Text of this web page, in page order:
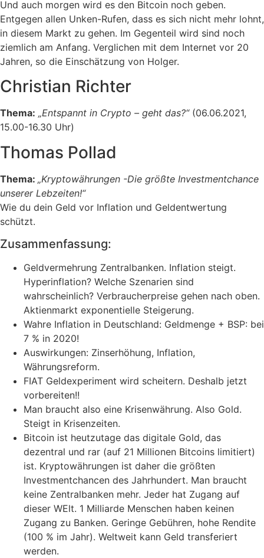
Und auch morgen wird es den Bitcoin noch geben.
Entgegen allen Unken-Rufen, dass es sich nicht mehr lohnt,
in diesem Markt zu gehen. Im Gegenteil wird sind noch
ziemlich am Anfang. Verglichen mit dem Internet vor 20
Jahren, so die Einschätzung von Holger.
Christian Richter
Thema: „Entspannt in Crypto – geht das?“ (06.06.2021,
15.00-16.30 Uhr)
Thomas Pollad
Thema: „Kryptowährungen -Die größte Investmentchance
unserer Lebzeiten!“
Wie du dein Geld vor Inflation und Geldentwertung
schützt.
Zusammenfassung:
Geldvermehrung Zentralbanken. Inflation steigt.
Hyperinflation? Welche Szenarien sind
wahrscheinlich? Verbraucherpreise gehen nach oben.
Aktienmarkt exponentielle Steigerung.
Wahre Inflation in Deutschland: Geldmenge + BSP: bei
7 % in 2020!
Auswirkungen: Zinserhöhung, Inflation,
Währungsreform.
FIAT Geldexperiment wird scheitern. Deshalb jetzt
vorbereiten!!
Man braucht also eine Krisenwährung. Also Gold.
Steigt in Krisenzeiten.
Bitcoin ist heutzutage das digitale Gold, das
dezentral und rar (auf 21 Millionen Bitcoins limitiert)
ist. Kryptowährungen ist daher die größten
Investmentchancen des Jahrhundert. Man braucht
keine Zentralbanken mehr. Jeder hat Zugang auf
dieser WElt. 1 Milliarde Menschen haben keinen
Zugang zu Banken. Geringe Gebühren, hohe Rendite
(100 % im Jahr). Weltweit kann Geld transferiert
werden.